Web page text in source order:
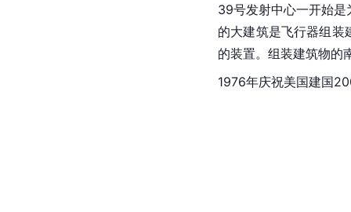
39号发射中心一开始是
的大建筑是飞行器组装
的装置。组装建筑物的
1976年庆祝美国建国